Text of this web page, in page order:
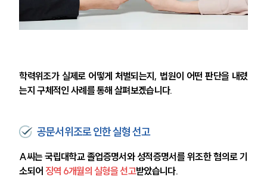
학력위조가 실제로 어떻게 처벌되는지, 법원이 어떤 판단을 내렸
는지 구체적인 사례를 통해 살펴보겠습니다.
공문서위조로 인한 실형 선고
A씨는 국립대학교 졸업증명서와 성적증명서를 위조한 혐의로 기
소되어 징역 6개월의 실형을 선고받았습니다.